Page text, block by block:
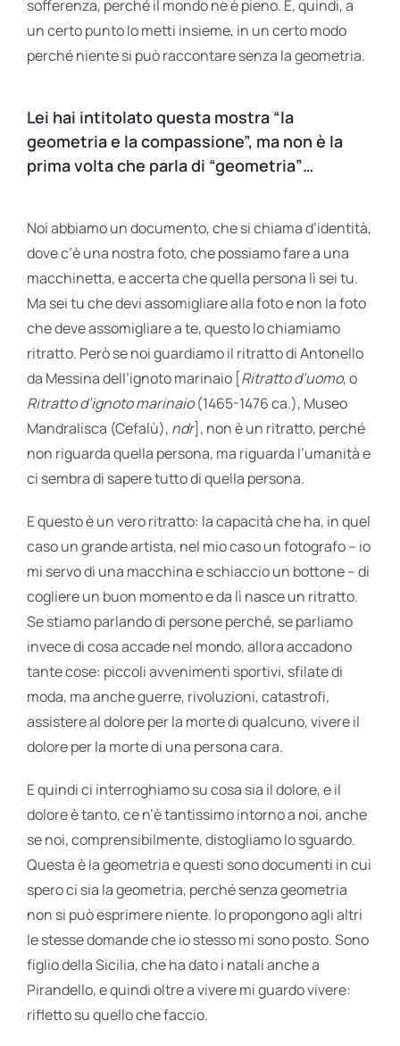
sofferenza, perché il mondo ne è pieno. E, quindi, a
un certo punto lo metti insieme, in un certo modo
perché niente si può raccontare senza la geometria.
Lei hai intitolato questa mostra “la
geometria e la compassione”, ma non è la
prima volta che parla di “geometria”…
Noi abbiamo un documento, che si chiama d’identità,
dove c’è una nostra foto, che possiamo fare a una
macchinetta, e accerta che quella persona lì sei tu.
Ma sei tu che devi assomigliare alla foto e non la foto
che deve assomigliare a te, questo lo chiamiamo
ritratto. Però se noi guardiamo il ritratto di Antonello
da Messina dell’ignoto marinaio [Ritratto d’uomo, o
Ritratto d’ignoto marinaio(1465-1476 ca.), Museo
Mandralisca (Cefalù), ndr], non è un ritratto, perché
non riguarda quella persona, ma riguarda l’umanità e
ci sembra di sapere tutto di quella persona.
E questo è un vero ritratto: la capacità che ha, in quel
caso un grande artista, nel mio caso un fotografo – io
mi servo di una macchina e schiaccio un bottone – di
cogliere un buon momento e da lì nasce un ritratto.
Se stiamo parlando di persone perché, se parliamo
invece di cosa accade nel mondo, allora accadono
tante cose: piccoli avvenimenti sportivi, sfilate di
moda, ma anche guerre, rivoluzioni, catastrofi,
assistere al dolore per la morte di qualcuno, vivere il
dolore per la morte di una persona cara.
E quindi ci interroghiamo su cosa sia il dolore, e il
dolore è tanto, ce n’è tantissimo intorno a noi, anche
se noi, comprensibilmente, distogliamo lo sguardo.
Questa è la geometria e questi sono documenti in cui
spero ci sia la geometria, perché senza geometria
non si può esprimere niente. Io propongono agli altri
le stesse domande che io stesso mi sono posto. Sono
figlio della Sicilia, che ha dato i natali anche a
Pirandello, e quindi oltre a vivere mi guardo vivere:
rifletto su quello che faccio.